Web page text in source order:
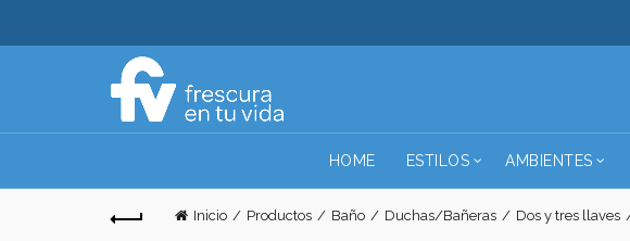
HOME ESTILOS AMBIENTES
Inicio Productos Baño Duchas/Bañeras Dos y tres llaves